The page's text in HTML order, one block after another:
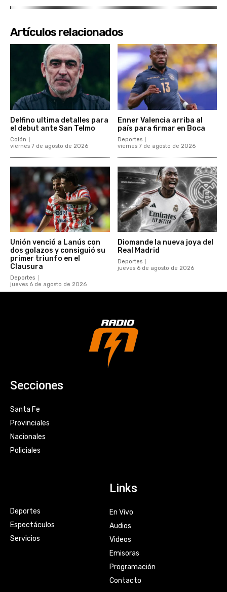
Artículos relacionados
Delfino ultima detalles para
el debut ante San Telmo
Colón
viernes 7 de agosto de 2026
Enner Valencia arriba al
país para firmar en Boca
Deportes
viernes 7 de agosto de 2026
Unión venció a Lanús con
dos golazos y consiguió su
primer triunfo en el
Clausura
Deportes
jueves 6 de agosto de 2026
Diomande la nueva joya del
Real Madrid
Deportes
jueves 6 de agosto de 2026
Secciones
Santa Fe
Provinciales
Nacionales
Policiales
Deportes
Espectáculos
Servicios
Links
En Vivo
Audios
Videos
Emisoras
Programación
Contacto